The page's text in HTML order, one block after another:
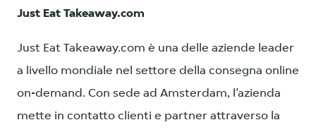
Just Eat Takeaway.com
Just Eat Takeaway.com è una delle aziende leader
a livello mondiale nel settore della consegna online
on-demand. Con sede ad Amsterdam, l’azienda
mette in contatto clienti e partner attraverso la